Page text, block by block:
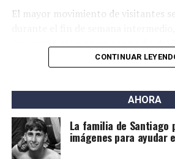
El mayor movimiento de visitantes
ocupación alcanzó un promedio del
convirtiéndose en el momento de
En contraste, durante los días
menor demanda y, además, el
receso mostró una desaceleración en
turistas, lo que impactó en el
CONTINUAR
AHORA
La familia de Santiago
imágenes para ayudar